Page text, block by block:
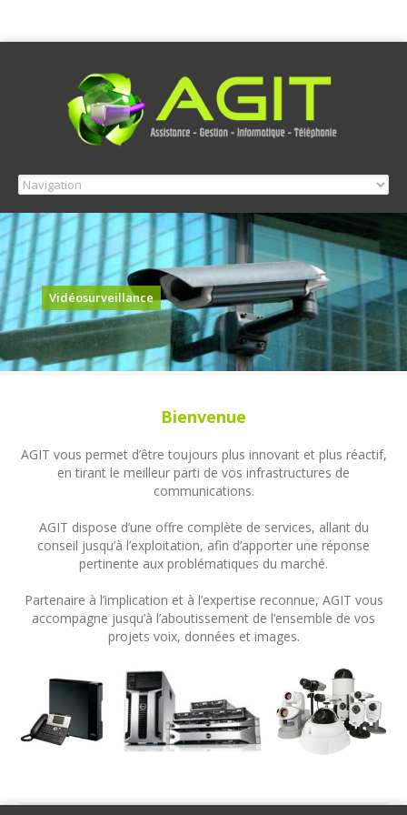
Vidéosurveillance
Bienvenue
AGIT vous permet d’être toujours plus innovant et plus réactif,
en tirant le meilleur parti de vos infrastructures de
communications.
AGIT dispose d’une offre complète de services, allant du
conseil jusqu’à l’exploitation, afin d’apporter une réponse
pertinente aux problématiques du marché.
Partenaire à l’implication et à l’expertise reconnue, AGIT vous
accompagne jusqu’à l’aboutissement de l’ensemble de vos
projets voix, données et images.